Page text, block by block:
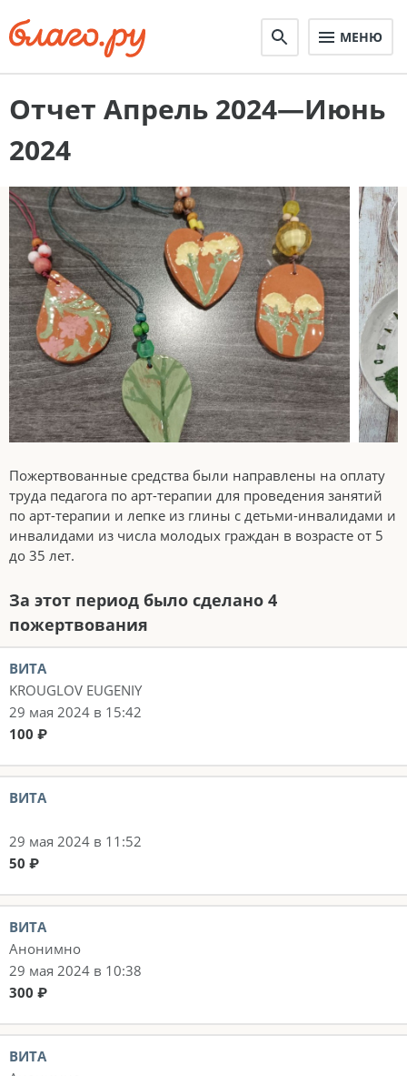
МЕНЮ
Отчет Апрель 2024—Июнь
2024
Пожертвованные средства были направлены на оплату
труда педагога по арт-терапии для проведения занятий
по арт-терапии и лепке из глины с детьми-инвалидами и
инвалидами из числа молодых граждан в возрасте от 5
до 35 лет.
За этот период было сделано 4
пожертвования
ВИТА
KROUGLOV EUGENIY
29 мая 2024 в 15:42
100 ₽
ВИТА
29 мая 2024 в 11:52
50 ₽
ВИТА
Анонимно
29 мая 2024 в 10:38
300 ₽
ВИТА